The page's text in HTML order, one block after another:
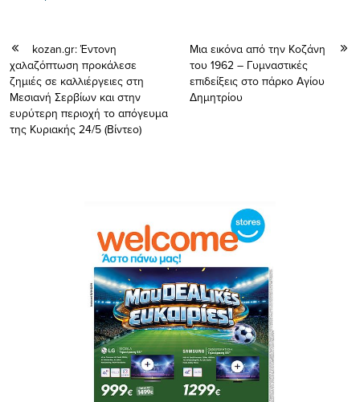
kozan.gr: Έντονη
χαλαζόπτωση προκάλεσε
ζημιές σε καλλιέργειες στη
Μεσιανή Σερβίων και στην
ευρύτερη περιοχή το απόγευμα
της Κυριακής 24/5 (Βίντεο)
Μια εικόνα από την Κοζάνη
του 1962 – Γυμναστικές
επιδείξεις στο πάρκο Αγίου
Δημητρίου